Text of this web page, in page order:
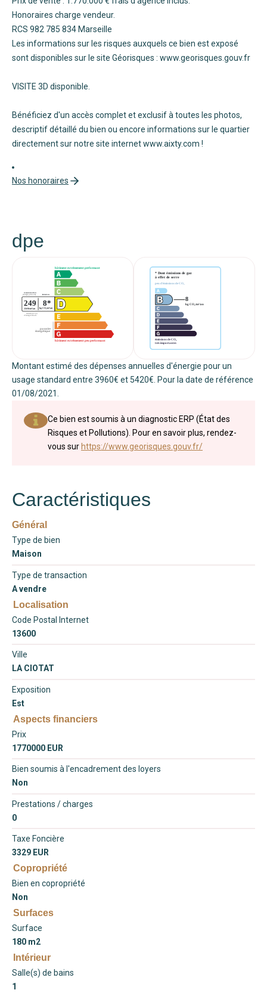
Honoraires charge vendeur.
RCS 982 785 834 Marseille
Les informations sur les risques auxquels ce bien est exposé
sont disponibles sur le site Géorisques : www.georisques.gouv.fr
VISITE 3D disponible.
Bénéficiez d'un accès complet et exclusif à toutes les photos,
descriptif détaillé du bien ou encore informations sur le quartier
directement sur notre site internet www.aixty.com !
Nos honoraires
dpe
Montant estimé des dépenses annuelles d'énergie pour un
usage standard entre 3960€ et 5420€. Pour la date de référence
01/08/2021.
Ce bien est soumis à un diagnostic ERP (État des
Risques et Pollutions). Pour en savoir plus, rendez-
vous sur https://www.georisques.gouv.fr/
Caractéristiques
Général
Type de bien
Maison
Type de transaction
A vendre
Localisation
Code Postal Internet
13600
Ville
LA CIOTAT
Exposition
Est
Aspects financiers
Prix
1770000 EUR
Bien soumis à l'encadrement des loyers
Non
Prestations / charges
0
Taxe Foncière
3329 EUR
Copropriété
Bien en copropriété
Non
Surfaces
Surface
180 m2
Intérieur
Salle(s) de bains
1